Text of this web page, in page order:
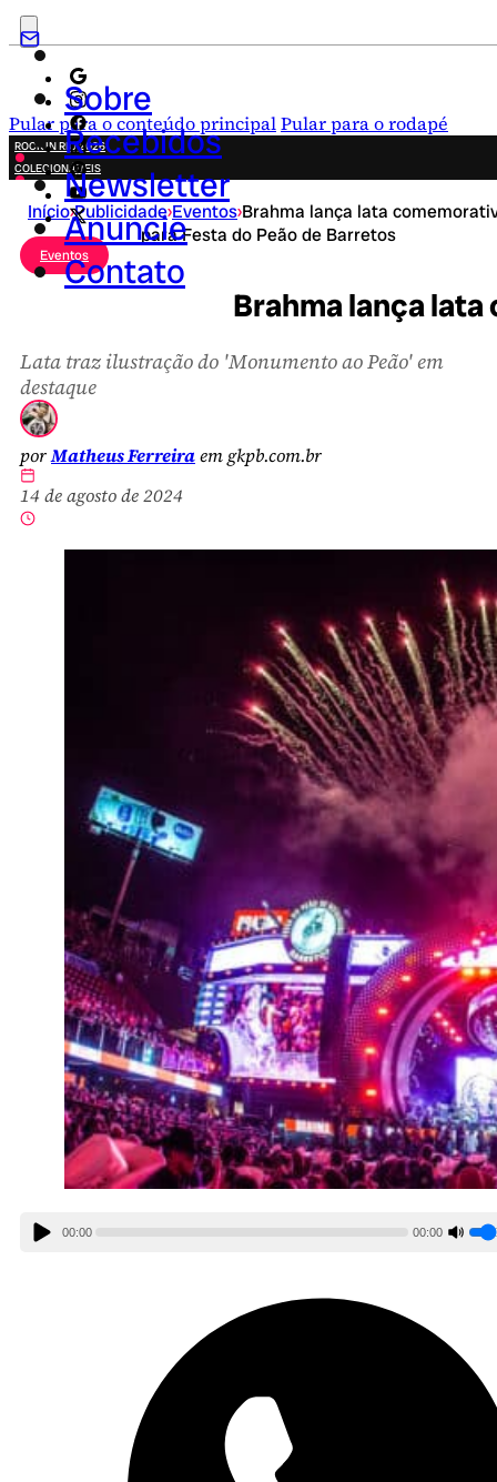
Pular para o conteúdo principalPular para o rodapé
Sobre
Recebidos
Newsletter
Anuncie
Contato
ROCK IN RIO 2026
COLECIONÁVEIS
FESTA JUNINA
NOVIDADES
CAMPANHAS CRIATIVAS
Início›Publicidade›Eventos›Brahma lança lata
para Festa do Peão de Barretos
Eventos
Brahma lança
Lata traz ilustração do 'Monumento ao Peão' em
destaque
porMatheus Ferreiraem gkpb.com.br
14 de agosto de 2024
00:00 00:00